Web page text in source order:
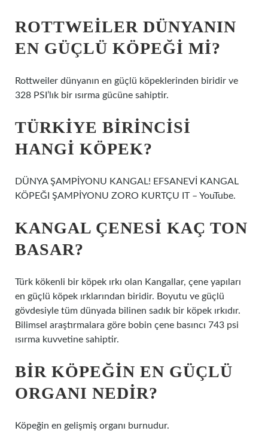
ROTTWEILER DÜNYANIN
EN GÜÇLÜ KÖPEĞI MI?
Rottweiler dünyanın en güçlü köpeklerinden biridir ve
328 PSI’lık bir ısırma gücüne sahiptir.
TÜRKIYE BIRINCISI
HANGI KÖPEK?
DÜNYA ŞAMPİYONU KANGAL! EFSANEVİ KANGAL
KÖPEĞI ŞAMPİYONU ZORO KURTÇU IT – YouTube.
KANGAL ÇENESI KAÇ TON
BASAR?
Türk kökenli bir köpek ırkı olan Kangallar, çene yapıları
en güçlü köpek ırklarından biridir. Boyutu ve güçlü
gövdesiyle tüm dünyada bilinen sadık bir köpek ırkıdır.
Bilimsel araştırmalara göre bobin çene basıncı 743 psi
ısırma kuvvetine sahiptir.
BIR KÖPEĞIN EN GÜÇLÜ
ORGANI NEDIR?
Köpeğin en gelişmiş organı burnudur.